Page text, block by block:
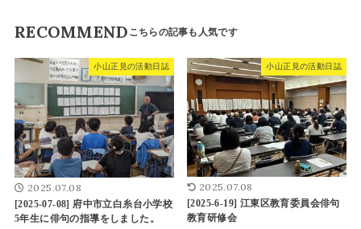
RECOMMEND
小山正見の活動日誌
2025.07.08
[2025-07-08] 府中市立白糸台小学校
5年生に俳句の指導をしました。
小山正見の活動日誌
2025.07.08
[2025-6-19] 江東区教育委員会俳句
教育研修会